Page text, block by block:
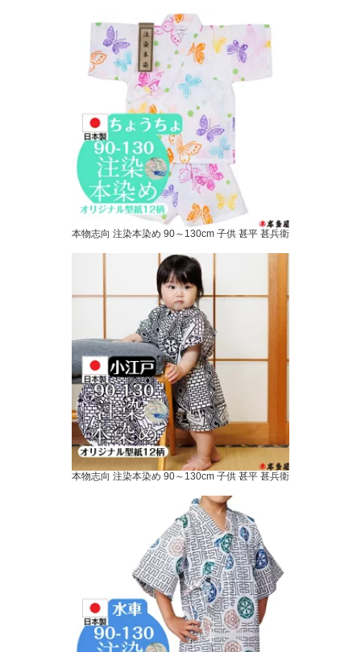
本物志向 注染本染め 90～130cm 子供 甚平 甚兵衛
本物志向 注染本染め 90～130cm 子供 甚平 甚兵衛